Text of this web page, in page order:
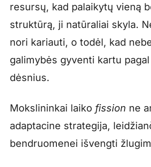
resursų, kad palaikytų vieną
struktūrą, ji natūraliai skyla.
nori kariauti, o todėl, kad
galimybės gyventi kartu
dėsnius.
Mokslininkai laiko fission ne
adaptacine strategija,
bendruomenei išvengti